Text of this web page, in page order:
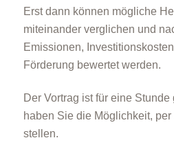
Erst dann können mögliche
miteinander verglichen und
Emissionen,
Förderung bewertet werden.
Der Vortrag ist für eine
haben Sie die Möglichkeit,
stellen.